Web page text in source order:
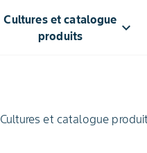
Cultures et catalogue
produits
keyboard_arrow_down
Cultures et catalogue